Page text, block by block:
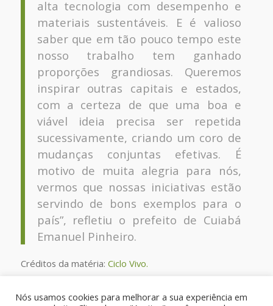
alta tecnologia com desempenho e
materiais sustentáveis. E é valioso
saber que em tão pouco tempo este
nosso trabalho tem ganhado
proporções grandiosas. Queremos
inspirar outras capitais e estados,
com a certeza de que uma boa e
viável ideia precisa ser repetida
sucessivamente, criando um coro de
mudanças conjuntas efetivas. É
motivo de muita alegria para nós,
vermos que nossas iniciativas estão
servindo de bons exemplos para o
país”, refletiu o prefeito de Cuiabá
Emanuel Pinheiro.
Créditos da matéria: Ciclo Vivo.
Nós usamos cookies para melhorar a sua experiência em